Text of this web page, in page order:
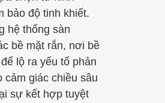
bảo độ tinh khiết.
hệ thống sàn
bề mặt rắn, nơi bề
lộ ra yếu tố phản
cảm giác chiều sâu
sự kết hợp tuyệt